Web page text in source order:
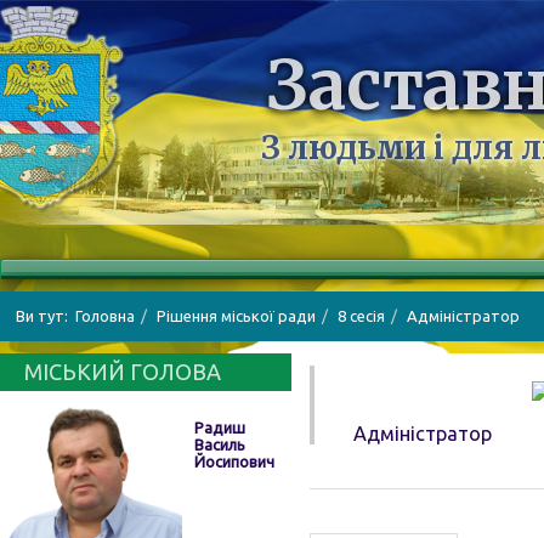
З людьми і для
Ви тут: Головна Рішення міської ради 8 сесія Адміністратор
МІСЬКИЙ ГОЛОВА
Радиш
Василь
Йосипович
Адміністратор